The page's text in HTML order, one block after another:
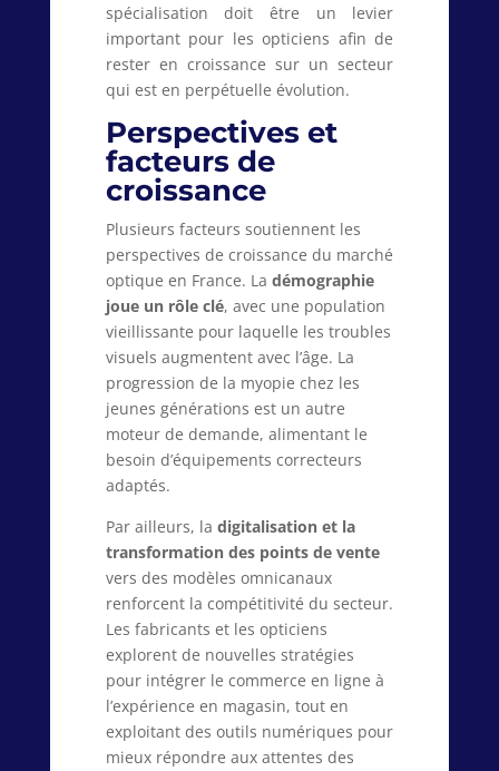
spécialisation doit être un levier
important pour les opticiens afin de
rester en croissance sur un secteur
qui est en perpétuelle évolution.
Perspectives et
facteurs de
croissance
Plusieurs facteurs soutiennent les
perspectives de croissance du marché
optique en France. La démographie
joue un rôle clé, avec une population
vieillissante pour laquelle les troubles
visuels augmentent avec l’âge. La
progression de la myopie chez les
jeunes générations est un autre
moteur de demande, alimentant le
besoin d’équipements correcteurs
adaptés.
Par ailleurs, la digitalisation et la
transformation des points de vente
vers des modèles omnicanaux
renforcent la compétitivité du secteur.
Les fabricants et les opticiens
explorent de nouvelles stratégies
pour intégrer le commerce en ligne à
l’expérience en magasin, tout en
exploitant des outils numériques pour
mieux répondre aux attentes des